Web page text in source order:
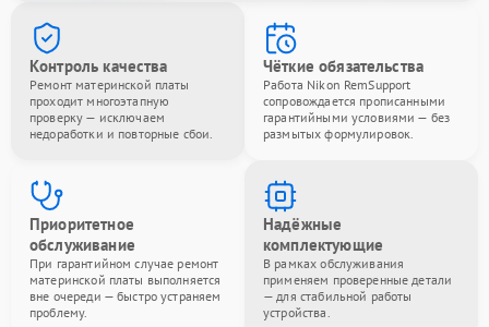
Контроль качества
Ремонт материнской платы
проходит многоэтапную
проверку — исключаем
недоработки и повторные сбои.
Чёткие обязательства
Работа Nikon RemSupport
сопровождается прописанными
гарантийными условиями — без
размытых формулировок.
Приоритетное
обслуживание
При гарантийном случае ремонт
материнской платы выполняется
вне очереди — быстро устраняем
проблему.
Надёжные
комплектующие
В рамках обслуживания
применяем проверенные детали
— для стабильной работы
устройства.